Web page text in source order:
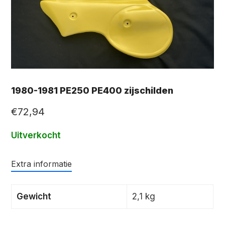
1980-1981 PE250 PE400 zijschilden
€72,94
Uitverkocht
Extra informatie
Gewicht 2,1 kg